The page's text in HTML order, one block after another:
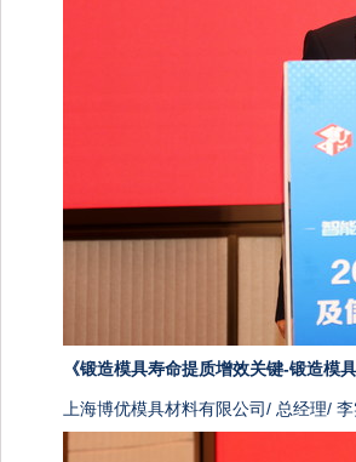
《锻造模具寿命提质增效关键-锻造模
上海博优模具材料有限公司/ 总经理/